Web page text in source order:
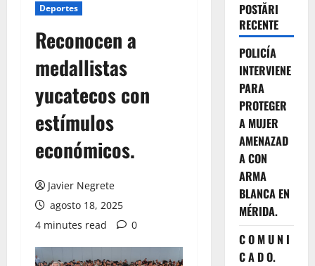
Deportes
Reconocen a
medallistas
yucatecos con
estímulos
económicos.
Javier Negrete
agosto 18, 2025
4 minutes read
0
POSTĂRI
RECENTE
POLICÍA
INTERVIENE
PARA
PROTEGER
A MUJER
AMENAZAD
A CON
ARMA
BLANCA EN
MÉRIDA.
C O M U N I
C A D O.